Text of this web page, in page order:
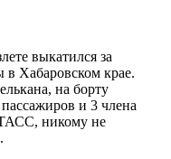
выкатился за
в Хабаровском крае.
на борту
и 3 члена
никому не